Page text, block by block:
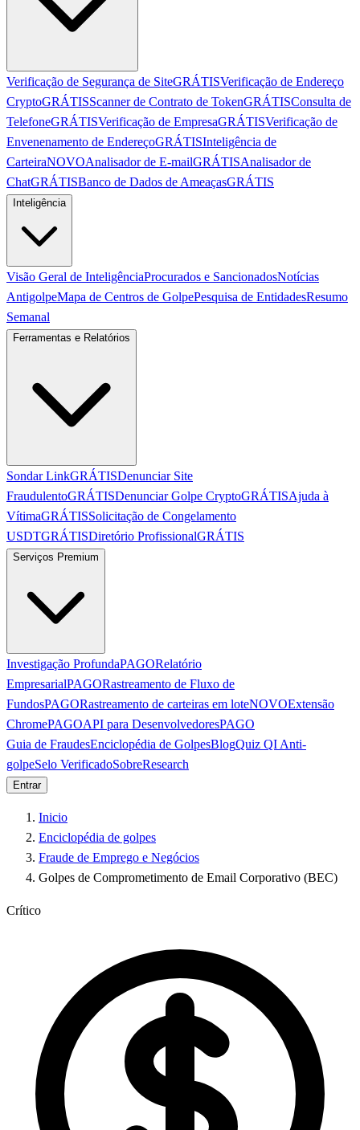
Verificação de Segurança de SiteGRÁTISVerificação de Endereço
CryptoGRÁTISScanner de Contrato de TokenGRÁTISConsulta de
TelefoneGRÁTISVerificação de EmpresaGRÁTISVerificação de
Envenenamento de EndereçoGRÁTISInteligência de
CarteiraNOVOAnalisador de E-mailGRÁTISAnalisador de
ChatGRÁTISBanco de Dados de AmeaçasGRÁTIS
Inteligência
Visão Geral de InteligênciaProcurados e SancionadosNotícias
AntigolpeMapa de Centros de GolpePesquisa de EntidadesResumo
Semanal
Ferramentas e Relatórios
Sondar LinkGRÁTISDenunciar Site
FraudulentoGRÁTISDenunciar Golpe CryptoGRÁTISAjuda à
VítimaGRÁTISSolicitação de Congelamento
USDTGRÁTISDiretório ProfissionalGRÁTIS
Serviços Premium
Investigação ProfundaPAGORelatório
EmpresarialPAGORastreamento de Fluxo de
FundosPAGORastreamento de carteiras em loteNOVOExtensão
ChromePAGOAPI para DesenvolvedoresPAGO
Guia de FraudesEnciclopédia de GolpesBlogQuiz QI Anti-
golpeSelo VerificadoSobreResearch
Entrar
Inicio
Enciclopédia de golpes
Fraude de Emprego e Negócios
Golpes de Comprometimento de Email Corporativo (BEC)
Crítico